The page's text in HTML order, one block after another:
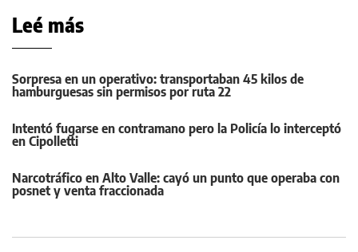
Leé más
Sorpresa en un operativo: transportaban 45 kilos de
hamburguesas sin permisos por ruta 22
Intentó fugarse en contramano pero la Policía lo interceptó
en Cipolletti
Narcotráfico en Alto Valle: cayó un punto que operaba con
posnet y venta fraccionada